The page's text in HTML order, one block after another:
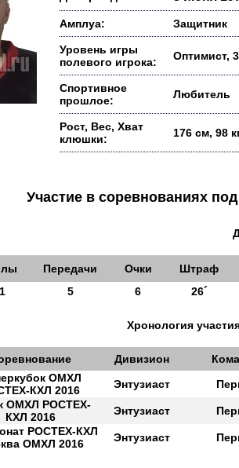
Амплуа: Защитник
Уровень игры
полевого игрока:
Оптимист,
Спортивное
прошлое:
Любитель
Рост, Вес, Хват
клюшки:
176 см, 98
Участие в соревнованиях
Передачи Очки
Штраф
1 5 6 26´
Хронология
Дивизион
ОМХЛ
КХЛ 2016
Энтузиаст
ОМХЛ РОСТЕХ-
КХЛ 2016
Энтузиаст
РОСТЕХ-КХЛ
ОМХЛ 2016
Энтузиаст